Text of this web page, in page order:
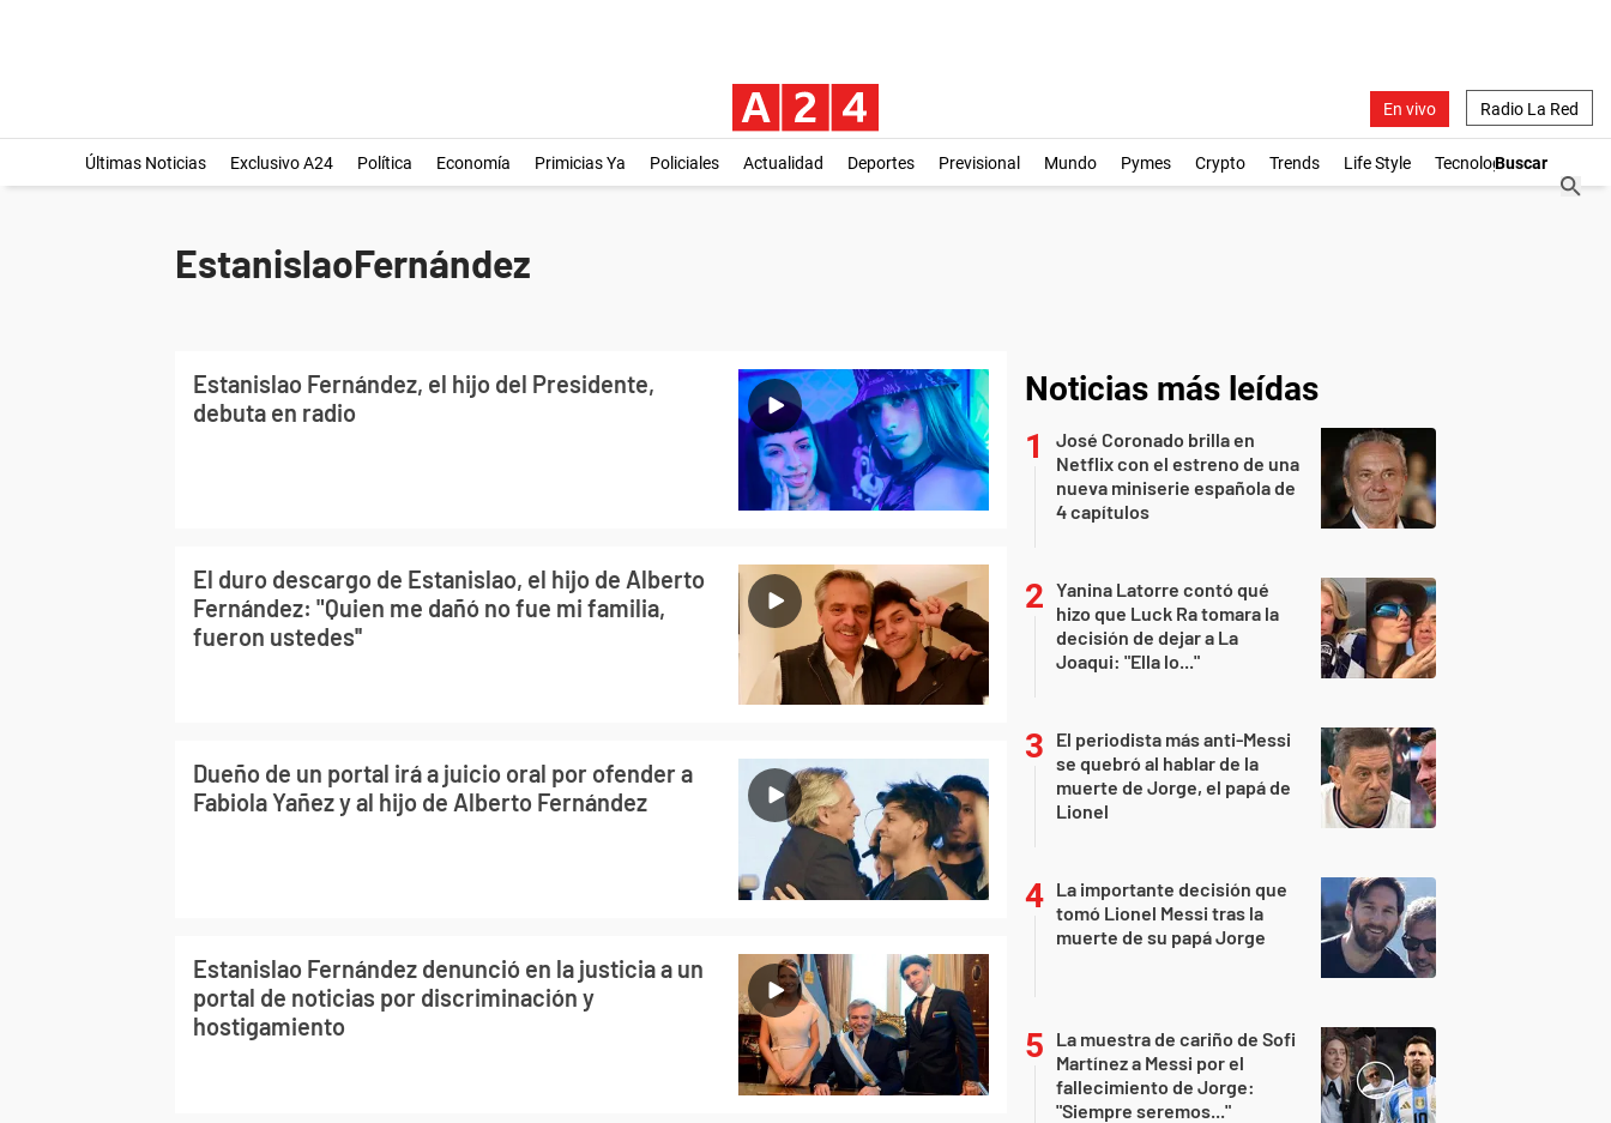
En vivo Radio La Red
Últimas Noticias Exclusivo A24 Política Economía Primicias Ya Policiales Actualidad Deportes Previsional Mundo Pymes Crypto Trends Life Style Tecnología
EstanislaoFernández
Estanislao Fernández, el hijo del Presidente,
debuta en radio
El duro descargo de Estanislao, el hijo de Alberto
Fernández: "Quien me dañó no fue mi familia,
fueron ustedes''
Dueño de un portal irá a juicio oral por ofender a
Fabiola Yañez y al hijo de Alberto Fernández
Estanislao Fernández denunció en la justicia a un
portal de noticias por discriminación y
hostigamiento
Noticias más leídas
José Coronado brilla en
Netflix con el estreno de una
nueva miniserie española de
4 capítulos
Yanina Latorre contó qué
hizo que Luck Ra tomara la
decisión de dejar a La
Joaqui: "Ella lo..."
El periodista más anti-Messi
se quebró al hablar de la
muerte de Jorge, el papá de
Lionel
La importante decisión que
tomó Lionel Messi tras la
muerte de su papá Jorge
La muestra de cariño de Sofi
Martínez a Messi por el
fallecimiento de Jorge:
"Siempre seremos..."